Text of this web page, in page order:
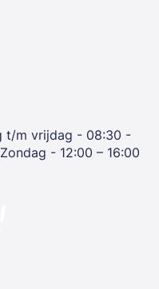
t/m vrijdag - 08:30 -
Zondag - 12:00 – 16:00